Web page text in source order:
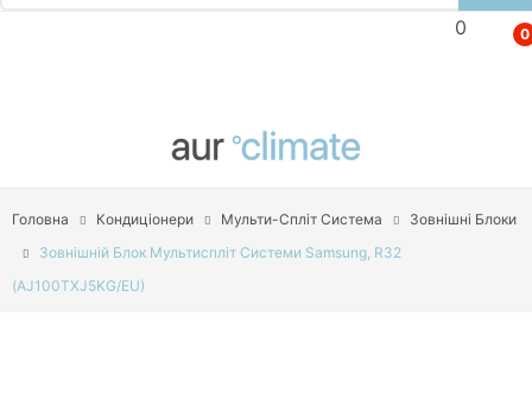
0 0
Акумуляторні Батареї
Головна Кондиціонери Мульти-Спліт Система
Зовнішні Блоки
Зовнішній Блок Мультиспліт Системи Samsung, R32
(AJ100TXJ5KG/EU)